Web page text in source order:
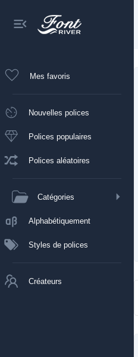
Mes favoris
Nouvelles polices
Polices populaires
Polices aléatoires
Catégories
Alphabétiquement
Styles de polices
Créateurs